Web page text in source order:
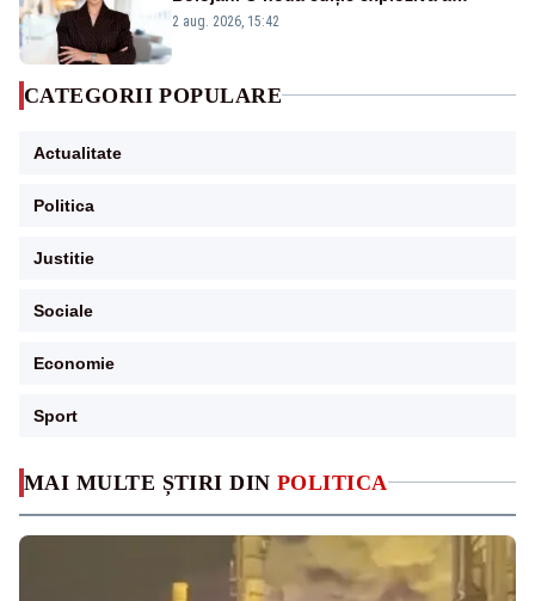
MAI MULTE ȘTIRI DIN POLITICA
emisiunii „Miza Zilei” la Realitatea PLUS
2 aug. 2026, 15:42
CATEGORII POPULARE
Actualitate
Politica
Justitie
Sociale
Economie
Sport